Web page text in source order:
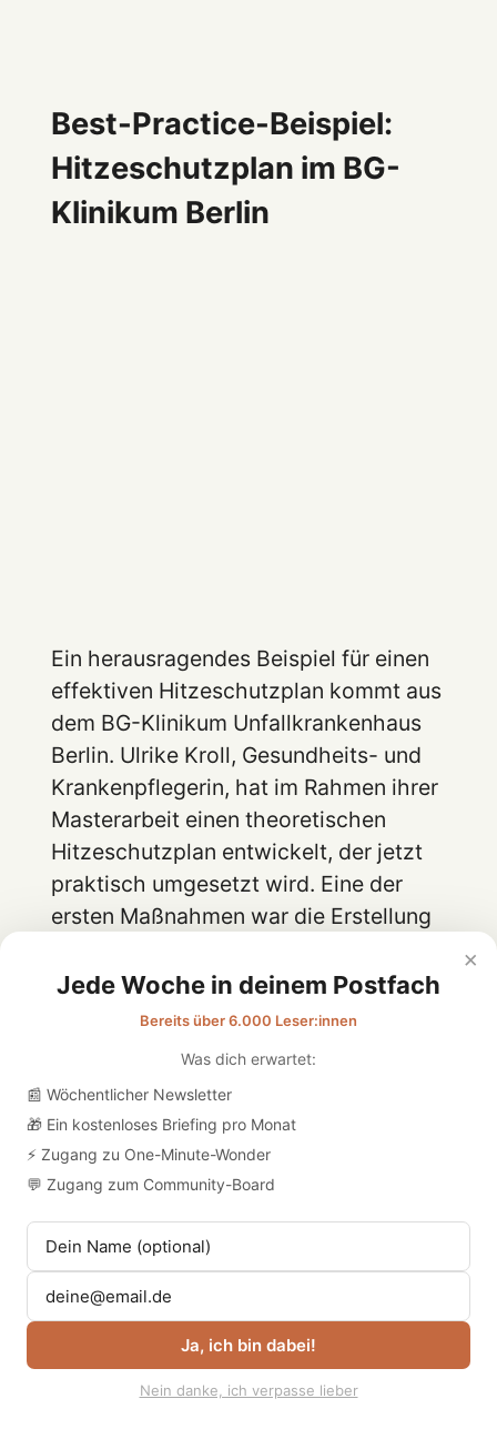
Best-Practice-Beispiel:
Hitzeschutzplan im BG-
Klinikum Berlin
Ein herausragendes Beispiel für einen
effektiven Hitzeschutzplan kommt aus
dem BG-Klinikum Unfallkrankenhaus
Berlin. Ulrike Kroll, Gesundheits- und
Krankenpflegerin, hat im Rahmen ihrer
Masterarbeit einen theoretischen
Hitzeschutzplan entwickelt, der jetzt
praktisch umgesetzt wird. Eine der
ersten Maßnahmen war die Erstellung
Heatmap basiert auf den Erfahrungen
der Mitarbeiter:innen, die die heißesten
Methode ermöglicht es, Patient:innen
in kühleren Zimmern unterzubringen,
insbesondere diejenigen, die nicht in
zu verlassen.
×
Jede Woche in deinem Postfach
Bereits über 6.000 Leser:innen
Was dich erwartet:
📰 Wöchentlicher Newsletter
🎁 Ein kostenloses Briefing pro Monat
⚡ Zugang zu One-Minute-Wonder
💬 Zugang zum Community-Board
Ja, ich bin dabei!
Nein danke, ich verpasse lieber